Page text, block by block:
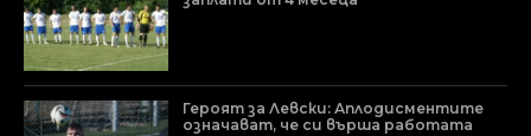
Героят за Левски: Аплодисментите
означават, че си върша работата